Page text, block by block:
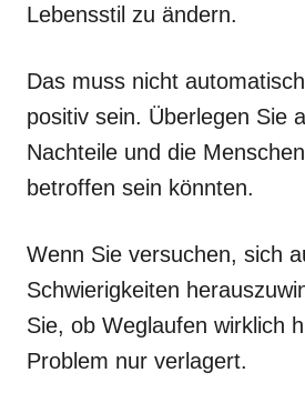
Lebensstil zu ändern.
Das muss nicht
positiv sein. Überlegen Sie
Nachteile und die
betroffen sein könnten.
Wenn Sie versuchen, sich
Schwierigkeiten
Sie, ob Weglaufen wirklich
Problem nur verlagert.